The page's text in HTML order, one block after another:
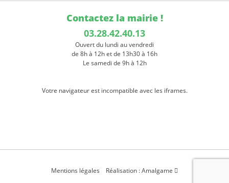
Contactez la mairie !
03.28.42.40.13
Ouvert du lundi au vendredi
de 8h à 12h et de 13h30 à 16h
Le samedi de 9h à 12h
Votre navigateur est incompatible avec les iframes.
Mentions légales Réalisation : Amalgame